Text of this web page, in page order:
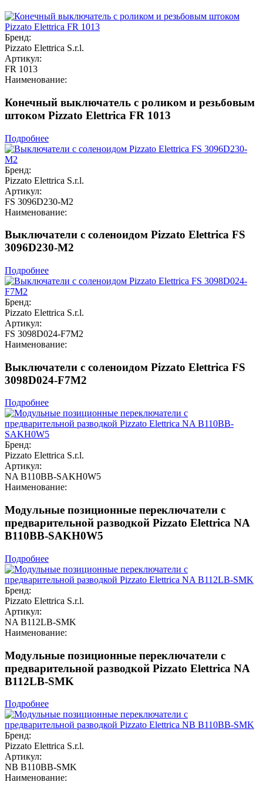
Бренд:
Pizzato Elettrica S.r.l.
Артикул:
FR 1013
Наименование:
Конечный выключатель с роликом и резьбовым
штоком Pizzato Elettrica FR 1013
Подробнее
Бренд:
Pizzato Elettrica S.r.l.
Артикул:
FS 3096D230-M2
Наименование:
Выключатели с соленоидом Pizzato Elettrica FS
3096D230-M2
Подробнее
Бренд:
Pizzato Elettrica S.r.l.
Артикул:
FS 3098D024-F7M2
Наименование:
Выключатели с соленоидом Pizzato Elettrica FS
3098D024-F7M2
Подробнее
Бренд:
Pizzato Elettrica S.r.l.
Артикул:
NA B110BB-SAKH0W5
Наименование:
Модульные позиционные переключатели с
предварительной разводкой Pizzato Elettrica NA
B110BB-SAKH0W5
Подробнее
Бренд:
Pizzato Elettrica S.r.l.
Артикул:
NA B112LB-SMK
Наименование:
Модульные позиционные переключатели с
предварительной разводкой Pizzato Elettrica NA
B112LB-SMK
Подробнее
Бренд:
Pizzato Elettrica S.r.l.
Артикул:
NB B110BB-SMK
Наименование: